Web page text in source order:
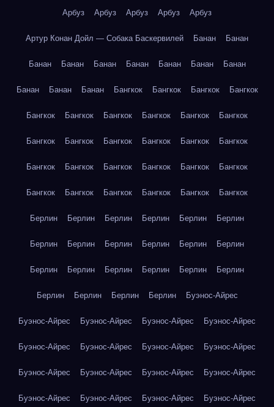
Арбуз Арбуз Арбуз Арбуз Арбуз
Артур Конан Дойл — Собака Баскервилей Банан Банан
Банан Банан Банан Банан Банан Банан Банан
Банан Банан Банан Бангкок Бангкок Бангкок Бангкок
Бангкок Бангкок Бангкок Бангкок Бангкок Бангкок
Бангкок Бангкок Бангкок Бангкок Бангкок Бангкок
Бангкок Бангкок Бангкок Бангкок Бангкок Бангкок
Бангкок Бангкок Бангкок Бангкок Бангкок Бангкок
Берлин Берлин Берлин Берлин Берлин Берлин
Берлин Берлин Берлин Берлин Берлин Берлин
Берлин Берлин Берлин Берлин Берлин Берлин
Берлин Берлин Берлин Берлин Буэнос-Айрес
Буэнос-Айрес Буэнос-Айрес Буэнос-Айрес Буэнос-Айрес
Буэнос-Айрес Буэнос-Айрес Буэнос-Айрес Буэнос-Айрес
Буэнос-Айрес Буэнос-Айрес Буэнос-Айрес Буэнос-Айрес
Буэнос-Айрес Буэнос-Айрес Буэнос-Айрес Буэнос-Айрес